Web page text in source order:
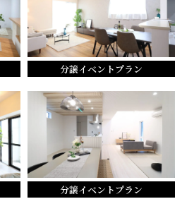
分譲イベントプラン
分譲イベントプラン